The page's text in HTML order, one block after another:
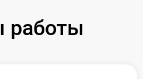
работы